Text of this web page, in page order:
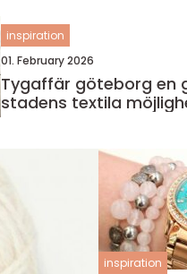
inspiration
01. February 2026
Tygaffär göteborg en guide till
stadens textila
inspiration